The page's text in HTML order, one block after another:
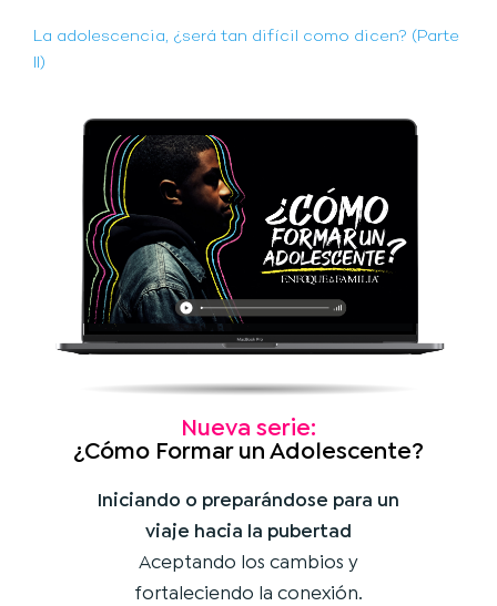
La adolescencia, ¿será tan difícil como dicen? (Parte
II)
Nueva serie:
¿Cómo Formar un Adolescente?
Iniciando o preparándose para un
viaje hacia la pubertad
Aceptando los cambios y
fortaleciendo la conexión.